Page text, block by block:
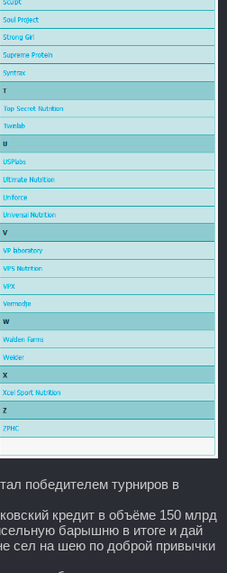
победителем турниров в
кредит в объёме 150 млрд
барышню в итоге и дай
сел на шею по доброй привычки